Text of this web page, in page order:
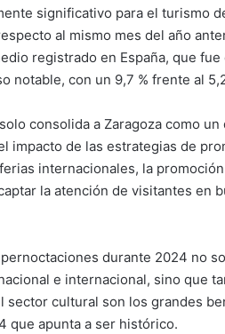
significativo para el turismo
al mismo mes del año
registrado en España, que fue
notable, con un 9,7 % frente al
consolida a Zaragoza como
impacto de las estrategias de
internacionales, la
la atención de visitantes en
durante 2024 no
e internacional, sino que
sector cultural son los grandes
que apunta a ser histórico.